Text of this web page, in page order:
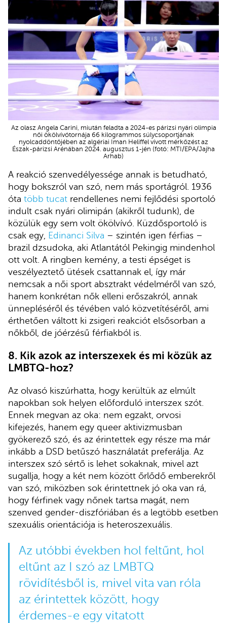
Az olasz Angela Carini, miután feladta a 2024-es párizsi nyári olimpia
női ökölvívótornája 66 kilogrammos súlycsoportjának
nyolcaddöntőjében az algériai Iman Heliffel vívott mérkőzést az
Észak-párizsi Arénában 2024. augusztus 1-jén (fotó: MTI/EPA/Jajha
Arhab)
A reakció szenvedélyessége annak is betudható,
hogy bokszról van szó, nem más sportágról. 1936
óta több tucat rendellenes nemi fejlődési sportoló
indult csak nyári olimipán (akikről tudunk), de
közülük egy sem volt ökölvívó. Küzdősportoló is
csak egy, Edinanci Silva – szintén igen férfias –
brazil dzsudoka, aki Atlantától Pekingig mindenhol
ott volt. A ringben kemény, a testi épséget is
veszélyeztető ütések csattannak el, így már
nemcsak a női sport absztrakt védelméről van szó,
hanem konkrétan nők elleni erőszakról, annak
ünnepléséről és tévében való közvetítéséről, ami
érthetően váltott ki zsigeri reakciót elsősorban a
nőkből, de jóérzésű férfiakból is.
8. Kik azok az interszexek és mi közük az
LMBTQ-hoz?
Az olvasó kiszúrhatta, hogy kerültük az elmúlt
napokban sok helyen előforduló interszex szót.
Ennek megvan az oka: nem egzakt, orvosi
kifejezés, hanem egy queer aktivizmusban
gyökerező szó, és az érintettek egy része ma már
inkább a DSD betűszó használatát preferálja. Az
interszex szó sértő is lehet sokaknak, mivel azt
sugallja, hogy a két nem között őrlődő emberekről
van szó, miközben sok érintettnek jó oka van rá,
hogy férfinek vagy nőnek tartsa magát, nem
szenved gender-diszfóriában és a legtöbb esetben
szexuális orientációja is heteroszexuális.
Az utóbbi években hol feltűnt, hol
eltűnt az I szó az LMBTQ
rövidítésből is, mivel vita van róla
az érintettek között, hogy
érdemes-e egy vitatott